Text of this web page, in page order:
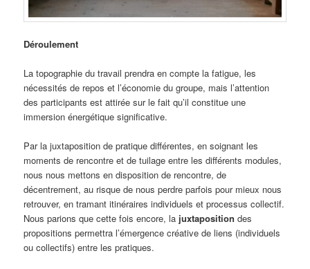
Déroulement
La topographie du travail prendra en compte la fatigue, les
nécessités de repos et l’économie du groupe, mais l’attention
des participants est attirée sur le fait qu’il constitue une
immersion énergétique significative.
Par la juxtaposition de pratique différentes, en soignant les
moments de rencontre et de tuilage entre les différents modules,
nous nous mettons en disposition de rencontre, de
décentrement, au risque de nous perdre parfois pour mieux nous
retrouver, en tramant itinéraires individuels et processus collectif.
Nous parions que cette fois encore, la juxtaposition des
propositions permettra l’émergence créative de liens (individuels
ou collectifs) entre les pratiques.